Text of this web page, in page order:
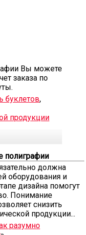
Вы можете
заказа по
буклетов,
продукции
полиграфии
должна
оборудования и
дизайна помогут
Понимание
снизить
продукции...
разумно